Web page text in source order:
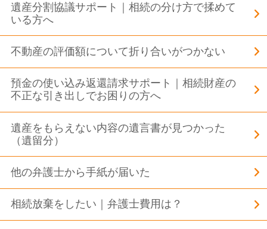
遺産分割協議サポート｜相続の分け方で揉めて
いる方へ
不動産の評価額について折り合いがつかない
預金の使い込み返還請求サポート｜相続財産の
不正な引き出しでお困りの方へ
遺産をもらえない内容の遺言書が見つかった
（遺留分）
他の弁護士から手紙が届いた
相続放棄をしたい｜弁護士費用は？